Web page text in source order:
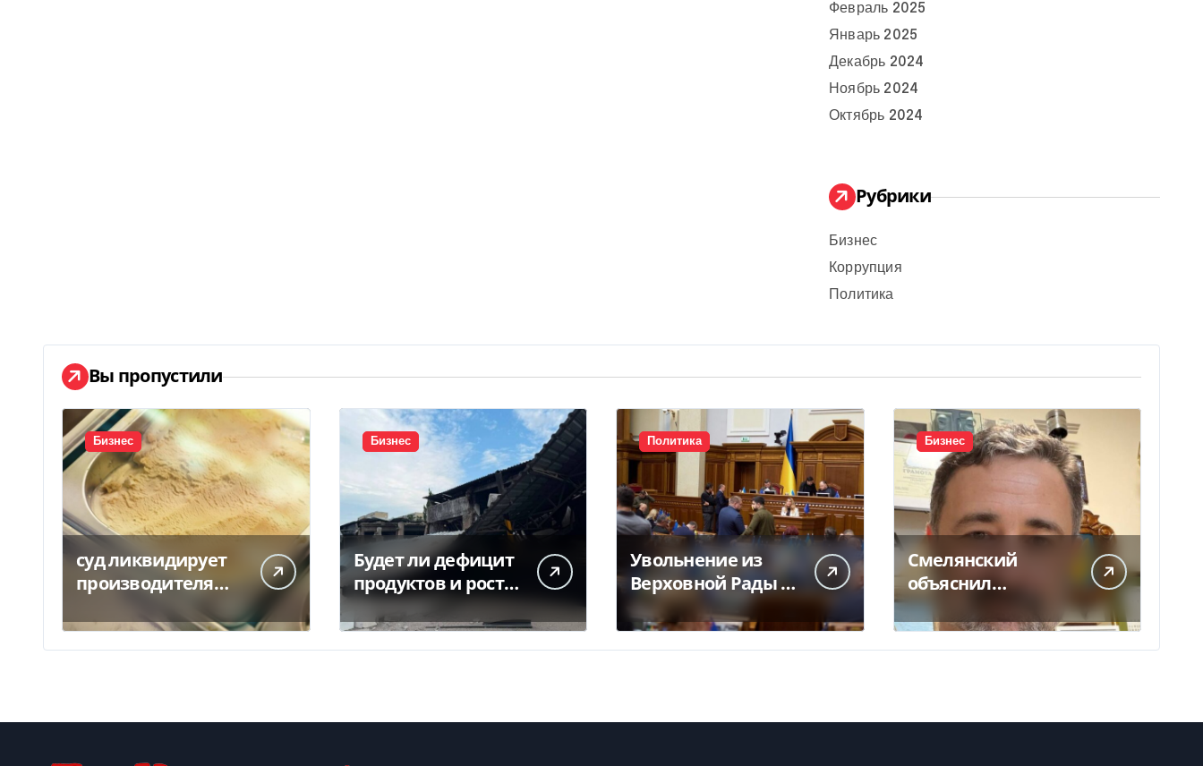
Февраль 2025
Январь 2025
Декабрь 2024
Ноябрь 2024
Октябрь 2024
Рубрики
Бизнес
Коррупция
Политика
Вы пропустили
Бизнес
суд ликвидирует
производителя
Геркулес
Бизнес
Будет ли дефицит
продуктов и рост
цен после
российских ударов
по складам
Политика
Увольнение из
Верховной Рады —
куда исчез 71
народный депутат
за семь лет
Бизнес
Смелянский
объяснил
конфликт
Укрпочты с НБУ из-
за платежек